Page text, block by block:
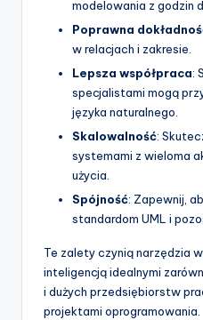
modelowania z godzin
Poprawna
w relacjach i zakresie.
Lepsza współpraca:
specjalistami mogą
języka naturalnego.
Skalowalność:
systemami z wieloma
użycia.
Spójność: Zapewnij,
standardom UML i
Te zalety czynią narzędzia
inteligencją idealnymi
i dużych przedsiębiorstw
projektami oprogramowania.